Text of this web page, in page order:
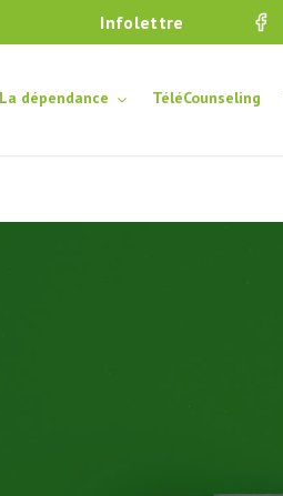
Infolettre
La dépendance TéléCounseling